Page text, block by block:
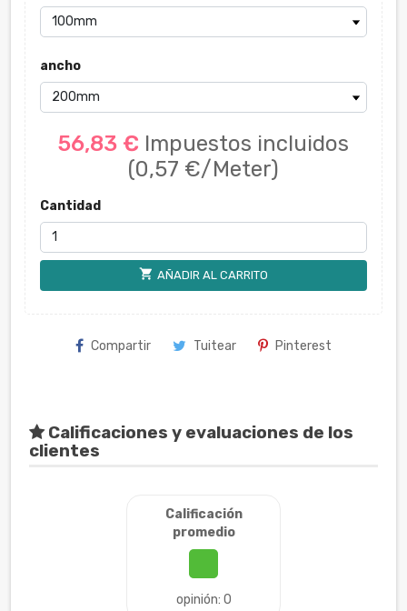
ancho
56,83 € Impuestos incluidos
(0,57 €/Meter)
Cantidad
shopping_cart AÑADIR AL CARRITO
Compartir Tuitear Pinterest
Calificaciones y evaluaciones de los
clientes
Calificación
promedio
opinión: 0